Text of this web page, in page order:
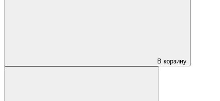
В корзину